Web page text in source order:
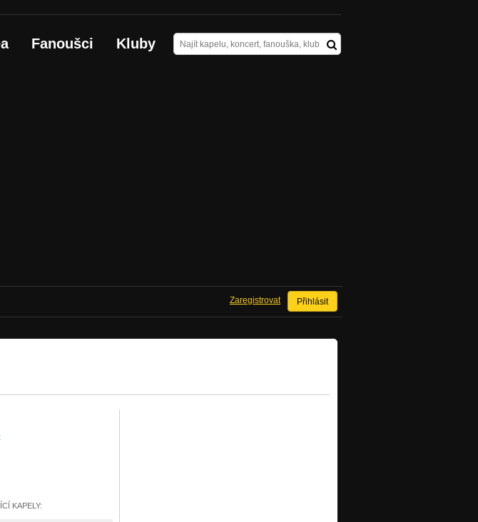
Fanoušci Kluby
Přihlásit
Zaregistrovat
KAPELY: